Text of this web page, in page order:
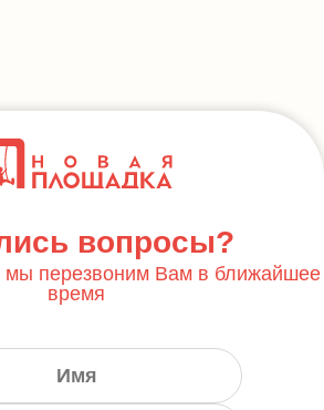
вопросы?
мы перезвоним Вам в ближайшее
время